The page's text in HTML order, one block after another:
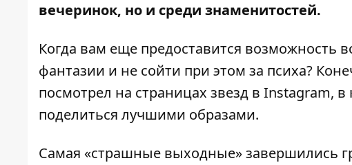
вечеринок, но и среди знаменитостей.
Когда вам еще предоставится возможность
фантазии и не сойти при этом за психа?
посмотрел на страницах звезд в Instagram,
поделиться лучшими образами.
Самая «страшные выходные» завершились